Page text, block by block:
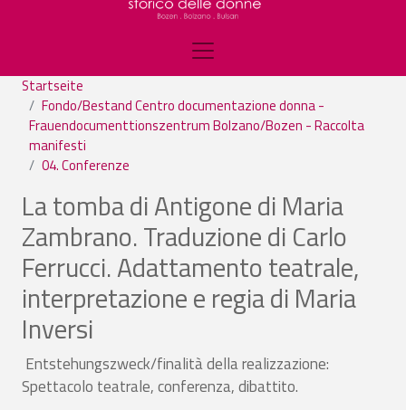
Startseite
Fondo/Bestand Centro documentazione donna -
Frauendocumenttionszentrum Bolzano/Bozen - Raccolta
manifesti
04. Conferenze
La tomba di Antigone di Maria
Zambrano. Traduzione di Carlo
Ferrucci. Adattamento teatrale,
interpretazione e regia di Maria
Inversi
Entstehungszweck/finalità della realizzazione:
Spettacolo teatrale, conferenza, dibattito.